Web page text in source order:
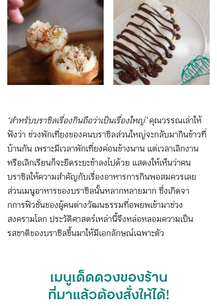
‘สำหรับบราซิลเรื่องกินถือว่าเป็นเรื่องใหญ่’คุณวรรณเล่าให้
ฟังว่า ช่วงพักเที่ยงของคนบราซิลส่วนใหญ่จะกลับมากินข้าวที่
บ้านกัน เพราะมีเวลาพักเที่ยงค่อนข้างนาน แต่เวลาเลิกงาน
หรือเลิกเรียนก็จะยืดระยะช้าลงไปด้วย แสดงให้เห็นว่าคน
บราซิลให้ความสำคัญกับเรื่องอาหารการกินพอสมควรเลย
ส่วนเมนูอาหารของบราซิลนั้นหลากหลายมาก ซึ่งเกิดจา
กการฟิวชั่นของผู้คนต่างวัฒนธรรมที่อพยพเข้ามาช่วง
สงครามโลก ประวัติศาสตร์เหล่านี้จึงหล่อหลอมความเป็น
รสชาติของบราซิลขึ้นมาให้มีเอกลักษณ์เฉพาะตัว
เมนูเด็ดดวงของร้าน
ที่มาแล้วต้องสั่งให้ได้!